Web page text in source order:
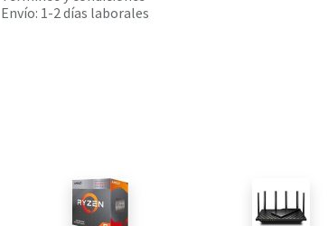
Envío: 1-2 días laborales